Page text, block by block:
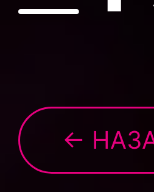
←